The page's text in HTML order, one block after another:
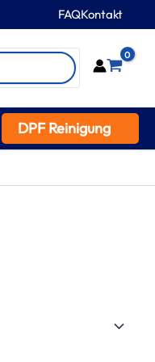
FAQKontakt
0
DPF Reinigung